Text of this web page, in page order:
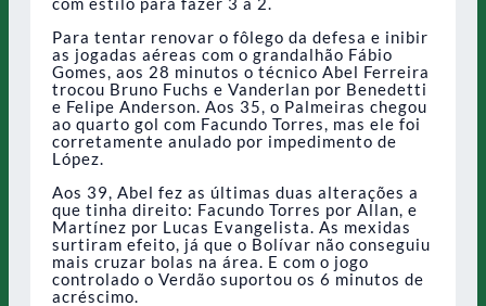
Para tentar renovar o fôlego da defesa e inibir
as jogadas aéreas com o grandalhão Fábio
Gomes, aos 28 minutos o técnico Abel Ferreira
trocou Bruno Fuchs e Vanderlan por Benedetti
e Felipe Anderson. Aos 35, o Palmeiras chegou
ao quarto gol com Facundo Torres, mas ele foi
corretamente anulado por impedimento de
López.
Aos 39, Abel fez as últimas duas alterações a
que tinha direito: Facundo Torres por Allan, e
Martínez por Lucas Evangelista. As mexidas
surtiram efeito, já que o Bolívar não conseguiu
mais cruzar bolas na área. E com o jogo
controlado o Verdão suportou os 6 minutos de
acréscimo.